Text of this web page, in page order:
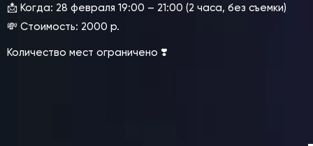
📩 Когда: 28 февраля 19:00 – 21:00 (2 часа, без съемки)
💸 Стоимость: 2000 р.
Количество мест ограничено ❣️